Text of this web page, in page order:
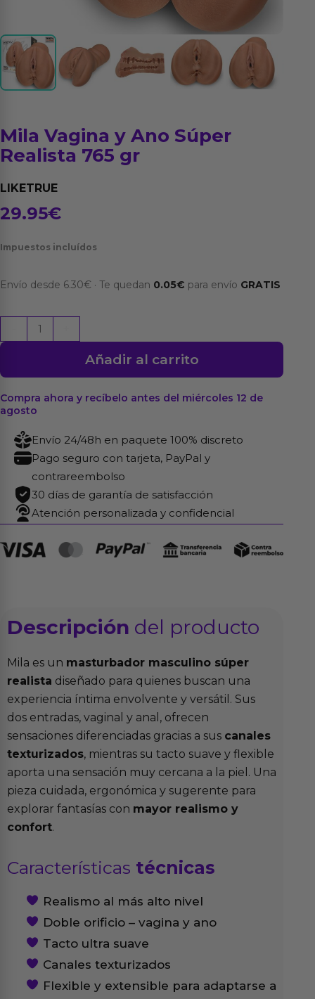
Mila Vagina y Ano Súper
Realista 765 gr
LIKETRUE
29.95€
Impuestos incluídos
Envío desde 6.30€ · Te quedan 0.05€ para envío GRATIS
Vagina
Ano
Súper
Realista
765
Añadir al carrito
Compra ahora y recíbelo antes del miércoles 12 de
agosto
Envío 24/48h en paquete 100% discreto
Pago seguro con tarjeta, PayPal y
contrareembolso
30 días de garantía de satisfacción
Atención personalizada y confidencial
Descripción del producto
Mila es un masturbador masculino súper
realista diseñado para quienes buscan una
experiencia íntima envolvente y versátil. Sus
dos entradas, vaginal y anal, ofrecen
sensaciones diferenciadas gracias a sus canales
texturizados, mientras su tacto suave y flexible
aporta una sensación muy cercana a la piel. Una
pieza cuidada, ergonómica y sugerente para
explorar fantasías con mayor realismo y
confort.
Características técnicas
Realismo al más alto nivel
Doble orificio – vagina y ano
Tacto ultra suave
Canales texturizados
Flexible y extensible para adaptarse a